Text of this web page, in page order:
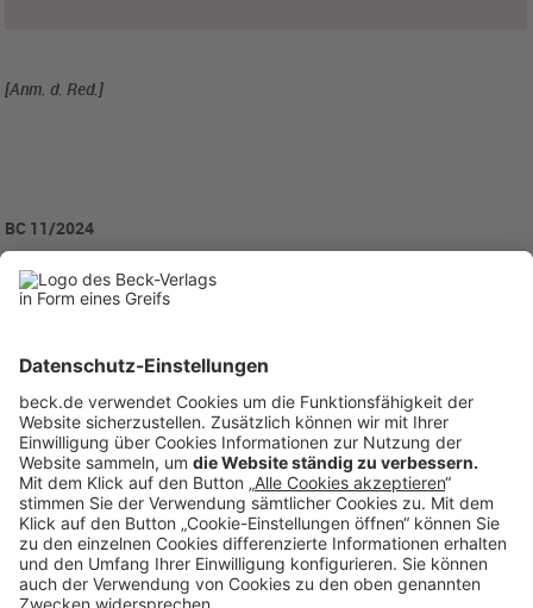
[Anm. d. Red.]
BC 11/2024
BC20241107
Rubriken
Menü
Anzeigen